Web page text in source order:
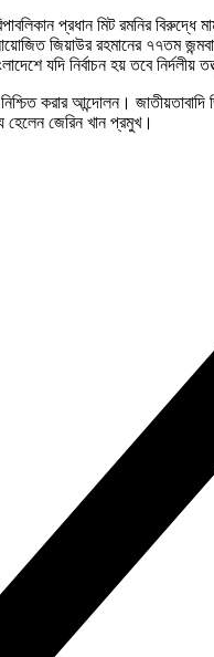
প্রধান মিট রমনির বিরুদ্ধে
জিয়াউর রহমানের ৭৭তম
যদি নির্বাচন হয় তবে নির্দলীয়
করার আন্দোলন। জাতীয়তাবাদি
হেলেন জেরিন খান প্রমুখ।